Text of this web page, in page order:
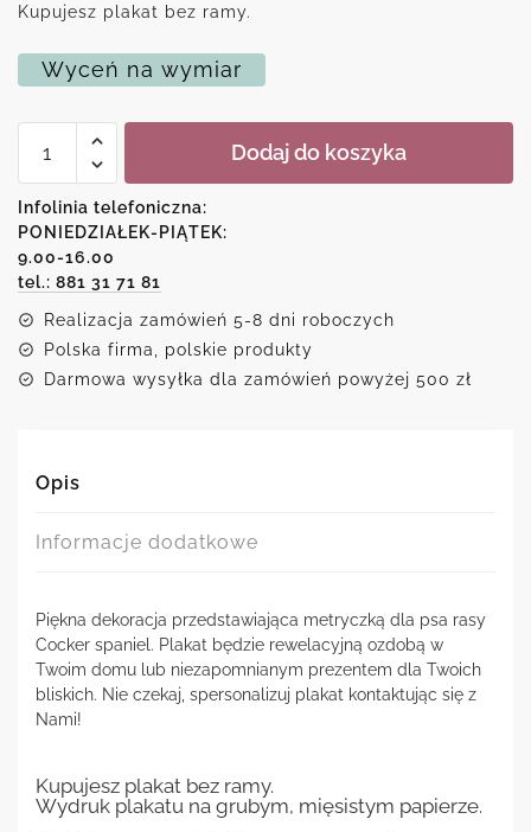
Kupujesz plakat bez ramy.
Wyceń na wymiar
Plakat
Cocker
spaniel
Dodaj do koszyka
Infolinia telefoniczna:
PONIEDZIAŁEK-PIĄTEK:
9.00-16.00
tel.: 881 31 71 81
Realizacja zamówień 5-8 dni roboczych
Polska firma, polskie produkty
Darmowa wysyłka dla zamówień powyżej 500 zł
Opis
Informacje dodatkowe
Piękna dekoracja przedstawiająca metryczką dla psa rasy
Cocker spaniel. Plakat będzie rewelacyjną ozdobą w
Twoim domu lub niezapomnianym prezentem dla Twoich
bliskich. Nie czekaj, spersonalizuj plakat kontaktując się z
Nami!
Kupujesz plakat bez ramy.
Wydruk plakatu na grubym, mięsistym papierze.